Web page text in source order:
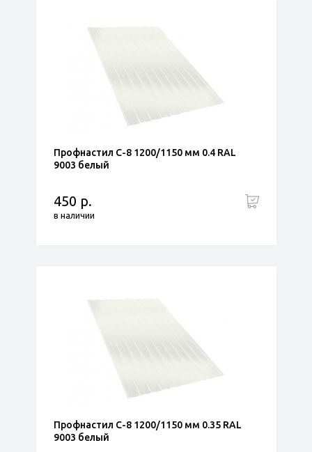
Профнастил С-8 1200/1150 мм 0.4 RAL
9003 белый
450 р.
в наличии
Профнастил С-8 1200/1150 мм 0.35 RAL
9003 белый